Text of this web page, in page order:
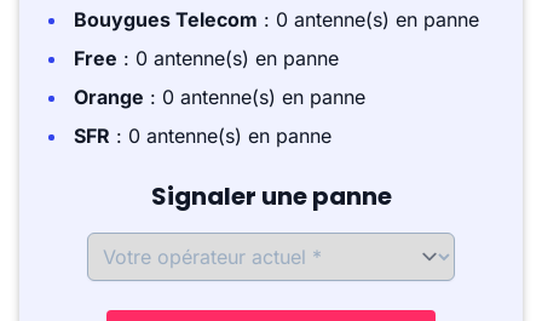
Bouygues Telecom : 0 antenne(s) en panne
Free : 0 antenne(s) en panne
Orange : 0 antenne(s) en panne
SFR : 0 antenne(s) en panne
Signaler une panne